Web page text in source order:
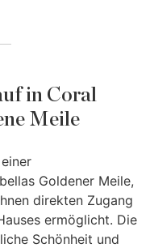
in Coral
Meile
Goldener Meile,
direkten Zugang
ermöglicht. Die
Schönheit und